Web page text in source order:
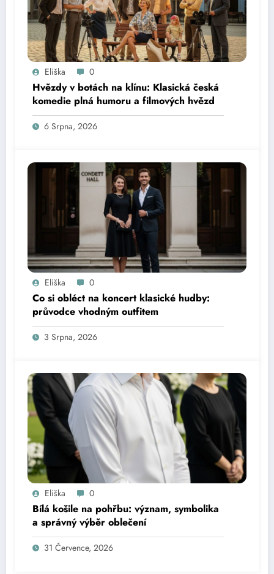
Eliška 0
Hvězdy v botách na klínu: Klasická česká
komedie plná humoru a filmových hvězd
6 Srpna, 2026
Eliška 0
Co si obléct na koncert klasické hudby:
průvodce vhodným outfitem
3 Srpna, 2026
Eliška 0
Bílá košile na pohřbu: význam, symbolika
a správný výběr oblečení
31 Července, 2026